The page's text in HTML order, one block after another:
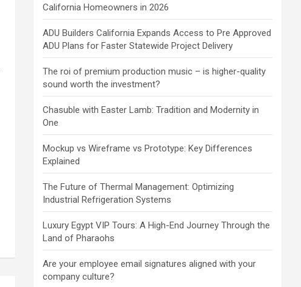
California Homeowners in 2026
ADU Builders California Expands Access to Pre Approved
ADU Plans for Faster Statewide Project Delivery
The roi of premium production music – is higher-quality
sound worth the investment?
Chasuble with Easter Lamb: Tradition and Modernity in
One
Mockup vs Wireframe vs Prototype: Key Differences
Explained
The Future of Thermal Management: Optimizing
Industrial Refrigeration Systems
Luxury Egypt VIP Tours: A High-End Journey Through the
Land of Pharaohs
Are your employee email signatures aligned with your
company culture?